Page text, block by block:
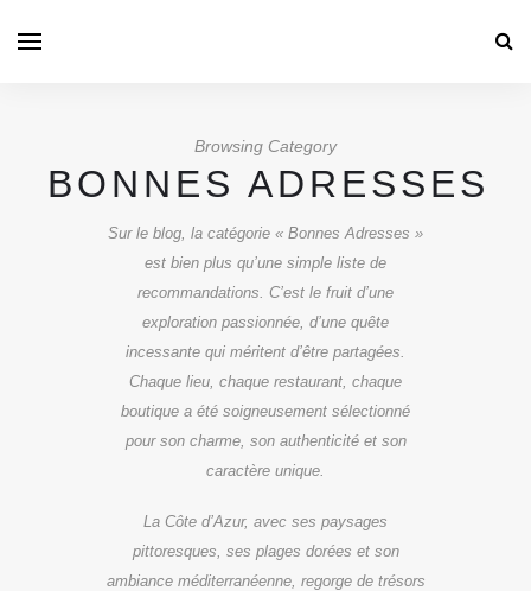
Browsing Category
BONNES ADRESSES
Sur le blog, la catégorie « Bonnes Adresses »
est bien plus qu’une simple liste de
recommandations. C’est le fruit d’une
exploration passionnée, d’une quête
incessante qui méritent d’être partagées.
Chaque lieu, chaque restaurant, chaque
boutique a été soigneusement sélectionné
pour son charme, son authenticité et son
caractère unique.
La Côte d’Azur, avec ses paysages
pittoresques, ses plages dorées et son
ambiance méditerranéenne, regorge de trésors